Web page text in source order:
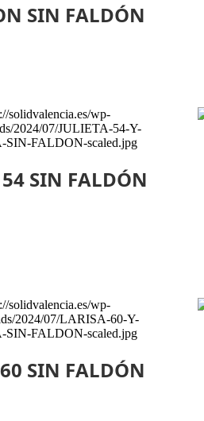
SIN FALDÓN
54 SIN FALDÓN
SIN FALDÓN